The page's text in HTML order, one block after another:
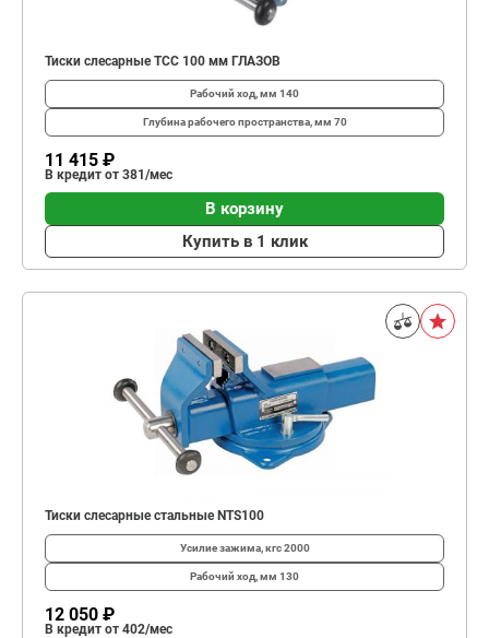
Тиски слесарные TCC 100 мм ГЛАЗОВ
Рабочий ход, мм 140
Глубина рабо­чего простран­ства, мм 70
11 415 ₽
В кредит от 381/мес
В корзину
Купить в 1 клик
Тиски слесарные стальные NTS100
Усилие зажима, кгс2000
Рабочий ход, мм 130
12 050 ₽
В кредит от 402/мес